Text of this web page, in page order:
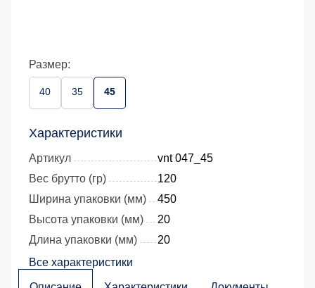
Размер:
40 35 45
Характеристики
Артикул
vnt 047_45
Вес брутто (гр)
120
Ширина упаковки (мм)
450
Высота упаковки (мм)
20
Длина упаковки (мм)
20
Все характеристики